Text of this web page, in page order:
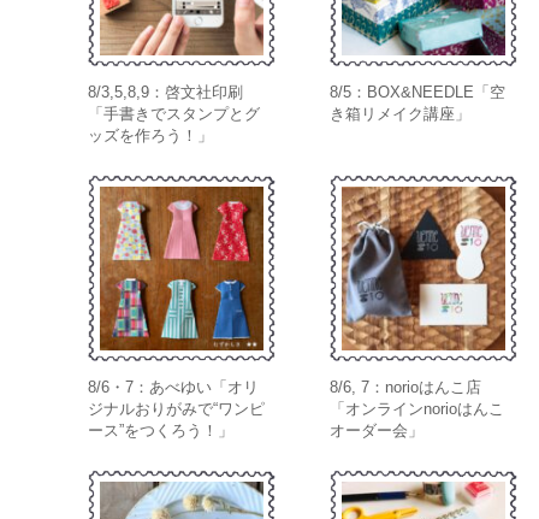
8/3,5,8,9：啓文社印刷
「手書きでスタンプとグ
ッズを作ろう！」
8/5：BOX&NEEDLE「空
き箱リメイク講座」
8/6・7：あべゆい「オリ
ジナルおりがみで“ワンピ
ース”をつくろう！」
8/6, 7：norioはんこ店
「オンラインnorioはんこ
オーダー会」